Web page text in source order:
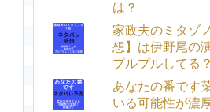
は？
家政夫のミタゾ
想】は伊野尾の
プルプルしてる？
あなたの番です
いる可能性が濃